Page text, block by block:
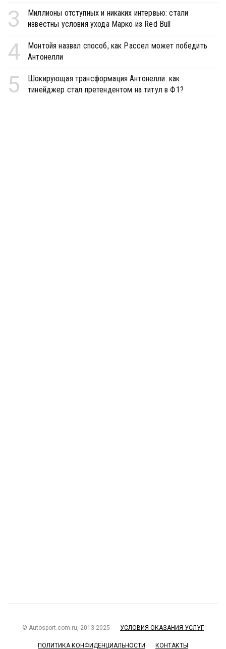
3
Миллионы отступных и никаких интервью: стали
известны условия ухода Марко из Red Bull
4
Монтойя назвал способ, как Рассел может победить
Антонелли
5
Шокирующая трансформация Антонелли: как
тинейджер стал претендентом на титул в Ф1?
© Autosport.com.ru, 2013-2025 УСЛОВИЯ ОКАЗАНИЯ УСЛУГ
ПОЛИТИКА КОНФИДЕНЦИАЛЬНОСТИ КОНТАКТЫ